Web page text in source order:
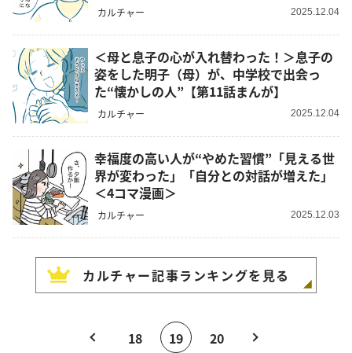
カルチャー 2025.12.04
＜母と息子の心が入れ替わった！＞息子の
姿をした明子（母）が、中学校で出会っ
た“懐かしの人”【第11話まんが】
カルチャー 2025.12.04
幸福度の高い人が“やめた習慣”「見える世
界が変わった」「自分との対話が増えた」
＜4コマ漫画＞
カルチャー 2025.12.03
カルチャー記事ランキングを見る
18 19 20